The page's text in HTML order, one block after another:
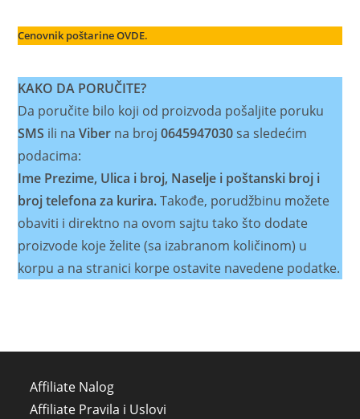
Cenovnik poštarine OVDE.
KAKO DA PORUČITE?
Da poručite bilo koji od proizvoda pošaljite poruku
SMS ili naViber na broj0645947030sa sledećim
podacima:
Ime Prezime, Ulica i broj, Naselje i poštanski broj i
broj telefona za kurira.Takođe, porudžbinu možete
obaviti i direktno na ovom sajtu tako što dodate
proizvode koje želite (sa izabranom količinom) u
korpu a na stranici korpe ostavite navedene podatke.
Affiliate Nalog
Affiliate Pravila i Uslovi